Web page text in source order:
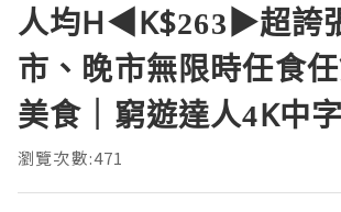
人均H◀︎K$263▶︎超誇
市、晚市無限時任食
美食｜窮遊達人4K中字
瀏覽次數:471